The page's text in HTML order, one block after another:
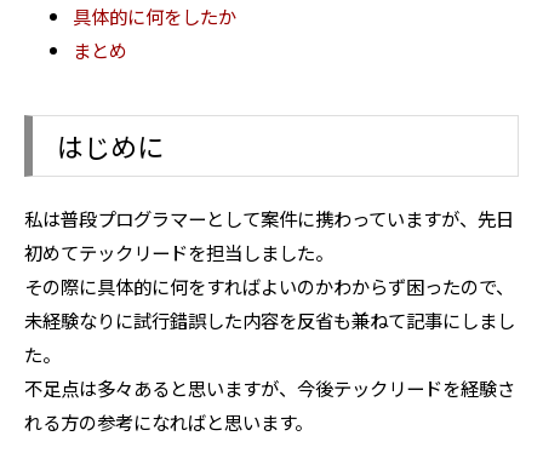
具体的に何をしたか
まとめ
はじめに
私は普段プログラマーとして案件に携わっていますが、先日
初めてテックリードを担当しました。
その際に具体的に何をすればよいのかわからず困ったので、
未経験なりに試行錯誤した内容を反省も兼ねて記事にしまし
た。
不足点は多々あると思いますが、今後テックリードを経験さ
れる方の参考になればと思います。